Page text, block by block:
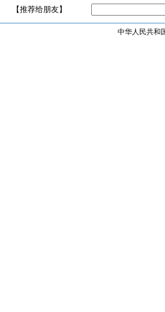
【推荐给朋友】
中华人民共和